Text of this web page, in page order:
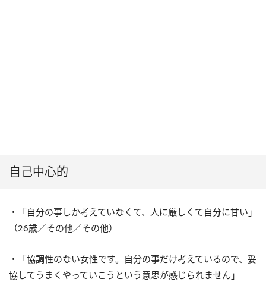
自己中心的
・「自分の事しか考えていなくて、人に厳しくて自分に甘い」
（26歳／その他／その他）
・「協調性のない女性です。自分の事だけ考えているので、妥
協してうまくやっていこうという意思が感じられません」